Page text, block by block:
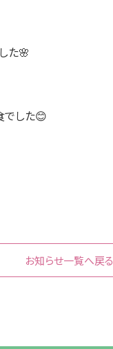
た🌸
でした😊
お知らせ一覧へ戻る